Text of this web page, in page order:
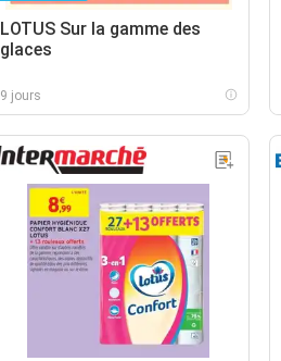
LOTUS Sur la gamme des
glaces
9 jours